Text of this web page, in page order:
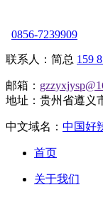
0856-7239909
联系人：简总 159
邮箱：
地址：贵州省遵义
中文域名： 中国好
首页
关于我们